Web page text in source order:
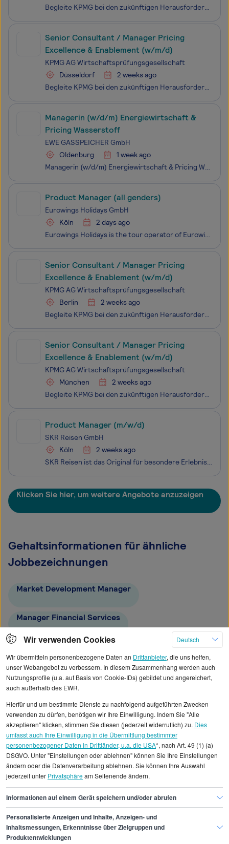
Begleite KPMG bei den zukünftigen Herausforderungen unserer Kund:innen. Begeistere auch Du Dich für die Vielfalt unserer Fragestellungen - und mach gemeinsam mit uns den Unterschied.
Senior Consultant / Manager Pricing
Excellence & Enablement (w/m/d)
KPMG AG Wirtschaftsprüfungsgesellschaft
Düsseldorf
2 weeks ago
Begleite KPMG bei den zukünftigen Herausforderungen unserer Kund:innen. Begeistere auch Du Dich für die Vielfalt unserer Fragestellungen - und mach gemeinsam mit uns den Unterschied.
Managerin (w/d/m) Energiewirtschaft &
Pricing Wasserstoff
EWE GASSPEICHER GmbH
Oldenburg
1 week ago
Managerin (w/d/m) Energiewirtschaft & Pricing Wasserstoff Weil innovative Speicherlösungen nicht länger warten können: Bei der EWE GASSPEICHER GmbH bauen, betreiben und vermarkten wir die modernen Gasspeicher des EWE-Konzerns und setzen konsequent auf Wasserstoff als zukunftsweisenden Ener
Product Manager (all genders)
Eurowings Holidays GmbH
Köln
2 days ago
Eurowings Holidays is the tour operator of Eurowings, one of the leading airlines in Europe and part of the Lufthansa Group. We offer our customers the perfect combination of flight, hotel and other travel services for unforgettable vacation experiences - all flexible, affordable, and individually b
Senior Consultant / Manager Pricing
Excellence & Enablement (w/m/d)
KPMG AG Wirtschaftsprüfungsgesellschaft
Berlin
2 weeks ago
Begleite KPMG bei den zukünftigen Herausforderungen unserer Kund:innen. Begeistere auch Du Dich für die Vielfalt unserer Fragestellungen - und mach gemeinsam mit uns den Unterschied.
Senior Consultant / Manager Pricing
Excellence & Enablement (w/m/d)
KPMG AG Wirtschaftsprüfungsgesellschaft
München
2 weeks ago
Begleite KPMG bei den zukünftigen Herausforderungen unserer Kund:innen. Begeistere auch Du Dich für die Vielfalt unserer Fragestellungen - und mach gemeinsam mit uns den Unterschied.
Product Manager (m/w/d)
SKR Reisen GmbH
Köln
2 weeks ago
SKR Reisen ist das Original für besondere Erlebnisreisen in kleinen Gruppen – weltweit. Wir schenken unseren Gästen außergewöhnliche Reiseerlebnisse und bewirken dadurch ein anhaltend starkes Unternehmenswachstum. Willkommen in unserem Product Management-Team! Als „Product Manager (m/w/d)“ bist Du
Klicken Sie hier, um weitere Angebote anzuzeigen
Gehaltsinformationen für ähnliche
Jobbezeichnungen
Market Development Manager
Manager Financial Services
Filialleiter/in Bank Bank-Abteilungsleiter/in
Alle angezeigten Gehaltsdaten beruhen auf
statistischen Erhebungen durch StepStone. Es sind
Durchschnittswerte und die Angaben können nicht
einzelnen Stellenangeboten zugeordnet werden.
Gehaltsinformationen Banken Yield Manager
Finde den Job,
Wir verwenden Cookies
Deutsch
Wir übermitteln personenbezogene Daten an Drittanbieter, die uns helfen,
unser Webangebot zu verbessern. In diesem Zusammenhang werden auch
Nutzungsprofile (u.a. auf Basis von Cookie-IDs) gebildet und angereichert,
auch außerhalb des EWR.
Hierfür und um bestimmte Dienste zu nachfolgend aufgeführten Zwecken
verwenden zu dürfen, benötigen wir Ihre Einwilligung. Indem Sie "Alle
akzeptieren" klicken, stimmen Sie diesen (jederzeit widerruflich) zu. Dies
umfasst auch Ihre Einwilligung in die Übermittlung bestimmter
personenbezogener Daten in Drittländer, u.a. die USA*, nach Art. 49 (1) (a)
DSGVO. Unter "Einstellungen oder ablehnen" können Sie Ihre Einstellungen
ändern oder die Datenverarbeitung ablehnen. Sie können Ihre Auswahl
jederzeit unter Privatsphäream Seitenende ändern.
Informationen auf einem Gerät speichern und/oder abrufen
Personalisierte Anzeigen und Inhalte, Anzeigen- und
Inhaltsmessungen, Erkenntnisse über Zielgruppen und
Produktentwicklungen